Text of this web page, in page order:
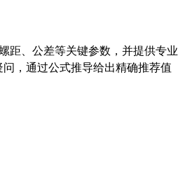
距、公差等关键参数，并提供专业
，通过公式推导给出精确推荐值